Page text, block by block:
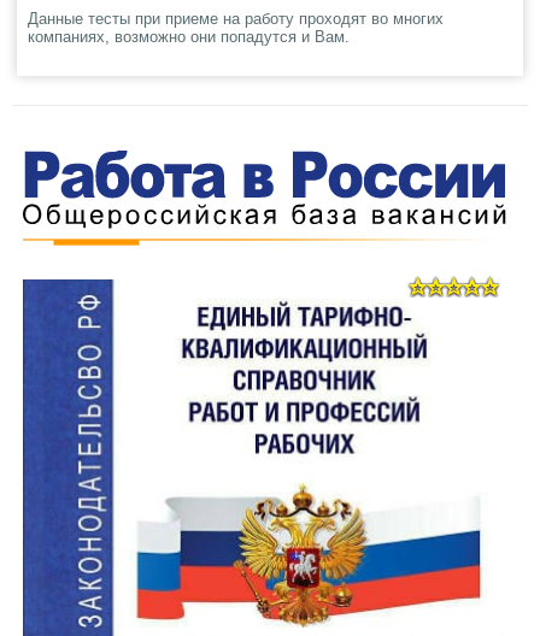
Данные тесты при приеме на работу проходят во многих
компаниях, возможно они попадутся и Вам.